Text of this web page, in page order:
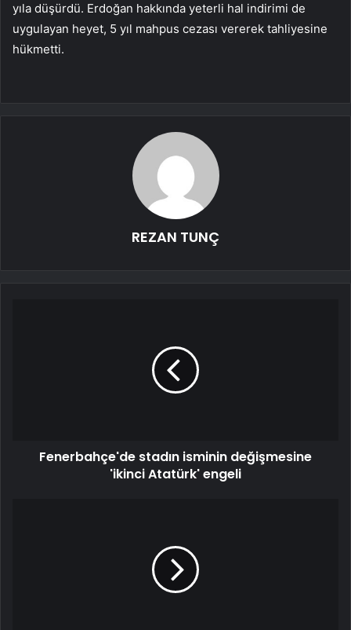
yıla düşürdü. Erdoğan hakkında yeterli hal indirimi de
uygulayan heyet, 5 yıl mahpus cezası vererek tahliyesine
hükmetti.
REZAN TUNÇ
Fenerbahçe'de stadın isminin değişmesine
'ikinci Atatürk' engeli